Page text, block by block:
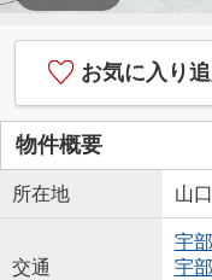
お気に入り
物件概要
所在地 山
交通
宇
宇